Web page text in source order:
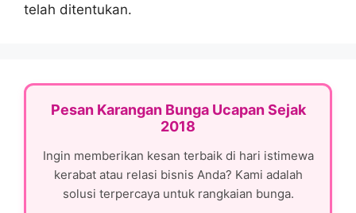
telah ditentukan.
Pesan Karangan Bunga Ucapan Sejak
2018
Ingin memberikan kesan terbaik di hari istimewa
kerabat atau relasi bisnis Anda? Kami adalah
solusi terpercaya untuk rangkaian bunga.